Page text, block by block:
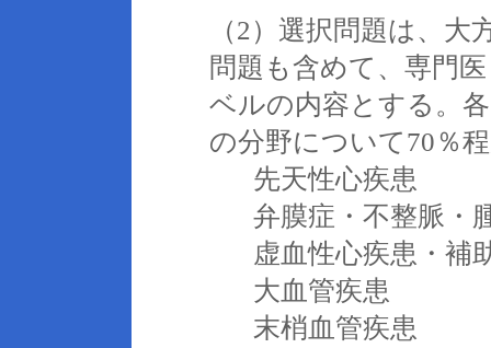
（2）選択問題は、
問題も含めて、専門
ベルの内容とする。
の分野について70％
先天性心疾患
弁膜症・不整脈・
虚血性心疾患・補
大血管疾患
末梢血管疾患